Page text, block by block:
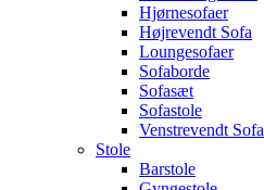
Hjørnesofaer
Højrevendt Sofa
Loungesofaer
Sofaborde
Sofasæt
Sofastole
Venstrevendt Sofa
Stole
Barstole